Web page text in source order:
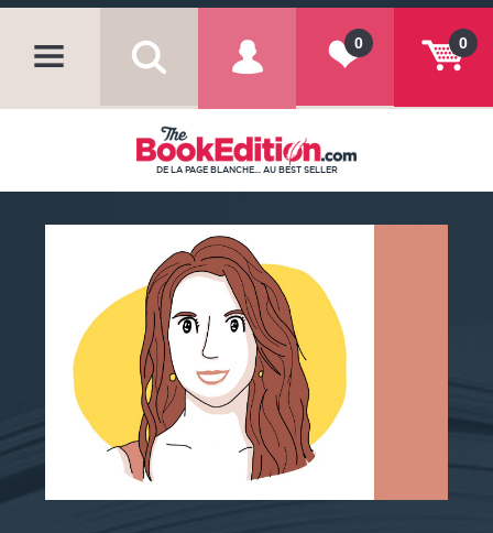
0
0
DE LA PAGE BLANCHE... AU BEST SELLER